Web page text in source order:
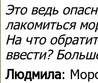
Это ведь
лакомиться
На что
ввести?
Людмила: